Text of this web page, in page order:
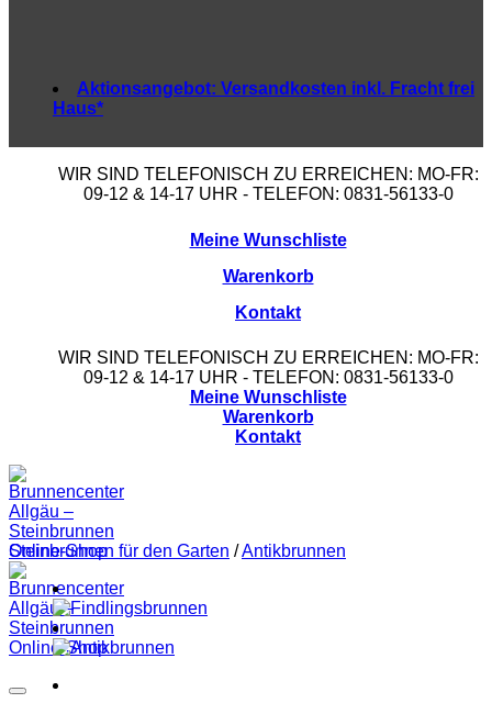
WIR SIND TELEFONISCH ZU ERREICHEN: MO-FR:
09-12 & 14-17 UHR - TELEFON: 0831-56133-0
Meine Wunschliste
Warenkorb
Kontakt
WIR SIND TELEFONISCH ZU ERREICHEN: MO-FR:
09-12 & 14-17 UHR - TELEFON: 0831-56133-0
Meine Wunschliste
Warenkorb
Kontakt
Aktionsangebot: Versandkosten inkl. Fracht frei
Haus*
Steinbrunnen für den Garten /Antikbrunnen